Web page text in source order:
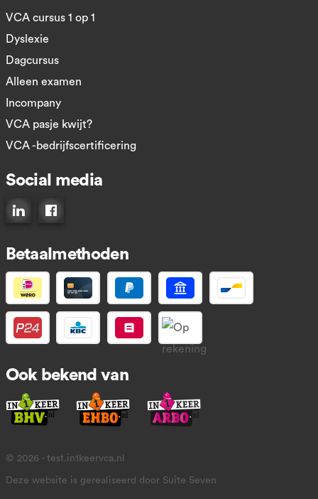
VCA cursus 1 op 1
Dyslexie
Dagcursus
Alleen examen
Incompany
VCA pasje kwijt?
VCA -bedrijfscertificering
Social media
Connect op LinkedIn
Like ons op Facebook
Betaalmethoden
Ook bekend van
© 2026 - test.in1keervca.nl
Deze website is gerealiseerd door Suite Seven